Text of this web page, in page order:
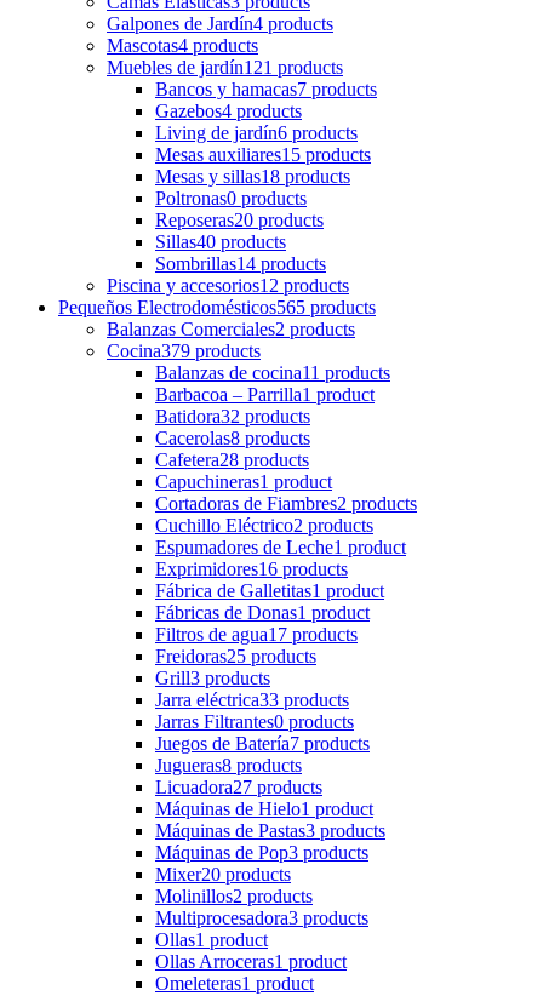
Galpones de Jardín4 products
Mascotas4 products
Muebles de jardín121 products
Bancos y hamacas7 products
Gazebos4 products
Living de jardín6 products
Mesas auxiliares15 products
Mesas y sillas18 products
Poltronas0 products
Reposeras20 products
Sillas40 products
Sombrillas14 products
Piscina y accesorios12 products
Pequeños Electrodomésticos565 products
Balanzas Comerciales2 products
Cocina379 products
Balanzas de cocina11 products
Barbacoa – Parrilla1 product
Batidora32 products
Cacerolas8 products
Cafetera28 products
Capuchineras1 product
Cortadoras de Fiambres2 products
Cuchillo Eléctrico2 products
Espumadores de Leche1 product
Exprimidores16 products
Fábrica de Galletitas1 product
Fábricas de Donas1 product
Filtros de agua17 products
Freidoras25 products
Grill3 products
Jarra eléctrica33 products
Jarras Filtrantes0 products
Juegos de Batería7 products
Jugueras8 products
Licuadora27 products
Máquinas de Hielo1 product
Máquinas de Pastas3 products
Máquinas de Pop3 products
Mixer20 products
Molinillos2 products
Multiprocesadora3 products
Ollas1 product
Ollas Arroceras1 product
Omeleteras1 product